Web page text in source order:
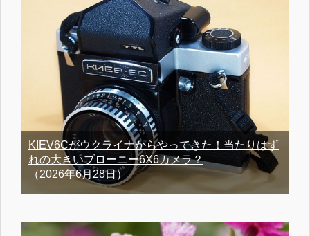
KIEV6Cがウクライナからやってきた！当たりはず
れの大きいブローニー6X6カメラ？
（2026年6月28日）